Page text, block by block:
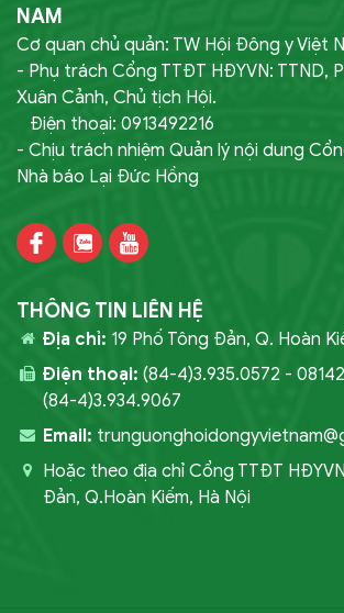
NAM
Cơ quan chủ quản: TW Hội Đông y Việt
- Phụ trách Cổng TTĐT HĐYVN: TTND,
Xuân Cảnh, Chủ tịch Hội.
Điện thoại: 0913492216
- Chịu trách nhiệm Quản lý nội dung
Nhà báo Lại Đức Hồng
THÔNG TIN LIÊN HỆ
Địa chỉ: 19 Phố Tông Đản, Q. Hoàn
Điện thoại: (84-4)3.935.0572 -
(84-4)3.934.9067
Email:
Hoặc theo địa chỉ Cổng TTĐT
Đản, Q.Hoàn Kiếm, Hà Nội